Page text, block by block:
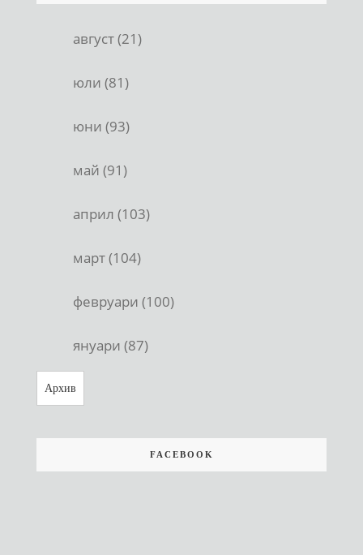
август (21)
юли (81)
юни (93)
май (91)
април (103)
март (104)
февруари (100)
януари (87)
Архив
FACEBOOK